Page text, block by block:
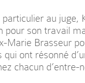
au juge,
pour son travail
Marie Brasseur
qui ont résonné
chacun d’entre-